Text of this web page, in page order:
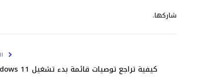
شاركها.
كيفية تراجع توصيات قائمة بدء تشغيل Windows 11